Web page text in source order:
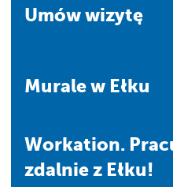
Umów wizytę
Murale w Ełku
Workation. Pracuj
zdalnie z Ełku!